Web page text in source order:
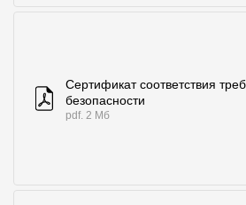
Сертификат соответствия
безопасности
pdf. 2 Мб